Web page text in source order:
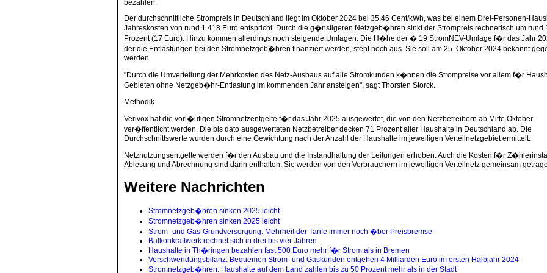
bezahlen.
Der durchschnittliche Strompreis in Deutschland liegt im Oktober 2024 bei 35,46 Cent/kWh, was bei einem Drei-Personen-
Jahreskosten von rund 1.418 Euro entspricht. Durch die g�nstigeren Netzgeb�hren sinkt der Strompreis rechnerisch um rund
Prozent (17 Euro). Hinzu kommen allerdings noch steigende Umlagen. Die H�he der � 19 StromNEV-Umlage f�r das Jahr
der die Entlastungen bei den Stromnetzgeb�hren finanziert werden, steht noch aus. Sie soll am 25. Oktober 2024 bekannt
werden.
"Durch die Umverteilung der Mehrkosten des Netz-Ausbaus auf alle Stromkunden k�nnen die Strompreise vor allem f�r
Gebieten ohne Netzgeb�hr-Entlastung im kommenden Jahr ansteigen", sagt Thorsten Storck.
Methodik
Verivox hat die vorl�ufigen Stromnetzentgelte f�r das Jahr 2025 ausgewertet, die von den Netzbetreibern ab Mitte Oktober
ver�ffentlicht werden. Die bis dato ausgewerteten Netzbetreiber decken 71 Prozent aller Haushalte in Deutschland ab. Die
Durchschnittswerte wurden durch eine Gewichtung nach der Anzahl der Haushalte im jeweiligen Verteilnetzgebiet ermittelt.
Netznutzungsentgelte werden f�r den Ausbau und die Instandhaltung der Leitungen erhoben. Auch die Kosten f�r
Ablesung und Abrechnung sind darin enthalten. Sie werden von den Verbrauchern im jeweiligen Verteilnetz gemeinsam
Weitere Nachrichten
Stromnetzgeb�hren sinken 2025 leicht
Stromnetzgeb�hren sinken 2025 leicht
Strom- und Gas-Grundversorgung: Mehrheit der Tarife immer noch �ber Preisbremse
Balkonkraftwerk rechnet sich in drei bis vier Jahren
Haushalte in Th�ringen bezahlen fast 500 Euro mehr f�r Strom als in Bremen
Verschwendungsbilanz: Bequemen Strom- und Gaskunden entgehen 4 Milliarden Euro im ersten Halbjahr 2024
Stromnetzgeb�hren: Haushalte auf dem Land zahlen bis zu 50 Prozent mehr als in der Stadt